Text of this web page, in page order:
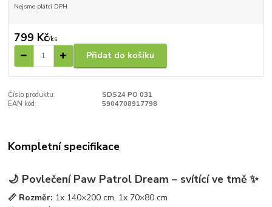
Nejsme plátci DPH
799 Kč/ks
Přidat do košíku
Číslo produktu:
SDS24 PO 031
EAN kód:
5904708917798
Kompletní specifikace
🌙 Povlečení Paw Patrol Dream – svítící ve tmě ✨
📏 Rozměr: 1x 140×200 cm, 1x 70×80 cm